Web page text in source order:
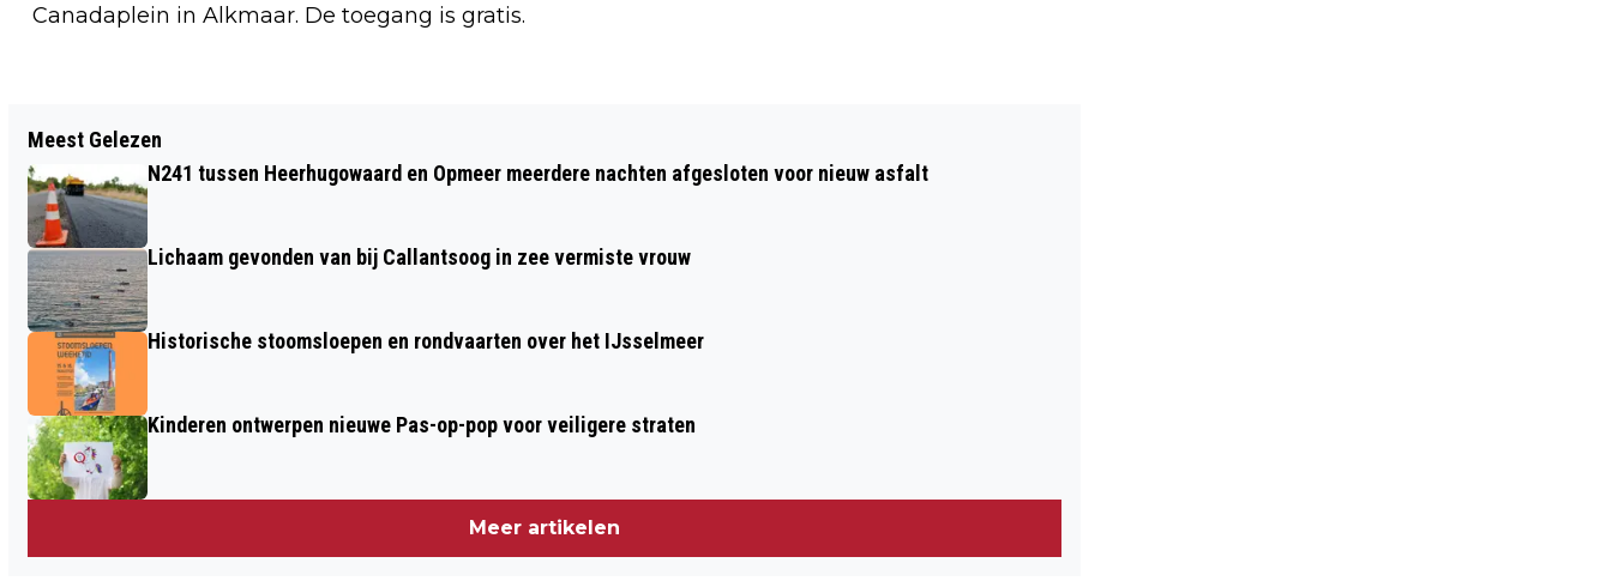
Canadaplein in Alkmaar. De toegang is gratis.
ZOMER IN DE MARE BRENGT DRIE
WEEKENDEN STRAATTHEATER NAAR
ALKMAAR-NOORD
MET LAATSTE SHOW IN VICTORIE
Meest Gelezen
N241 tussen Heerhugowaard en Opmeer meerdere nachten afgesloten voor nieuw asfalt
Lichaam gevonden van bij Callantsoog in zee vermiste vrouw
Historische stoomsloepen en rondvaarten over het IJsselmeer
Kinderen ontwerpen nieuwe Pas-op-pop voor veiligere straten
Meer artikelen